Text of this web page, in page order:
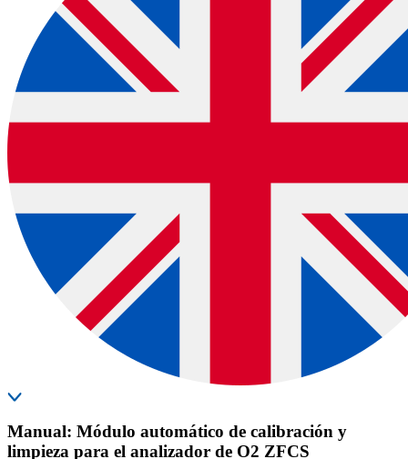
Manual: Módulo automático de calibración y
limpieza para el analizador de O2 ZFCS